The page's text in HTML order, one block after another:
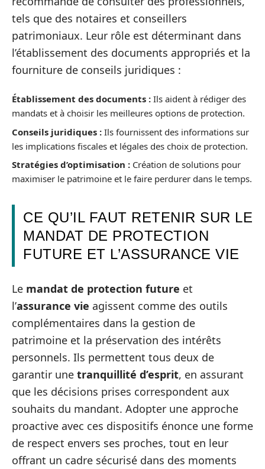
tels que des notaires et conseillers
patrimoniaux. Leur rôle est déterminant dans
l’établissement des documents appropriés et la
fourniture de conseils juridiques :
Établissement des documents : Ils aident à rédiger des
mandats et à choisir les meilleures options de protection.
Conseils juridiques : Ils fournissent des informations sur
les implications fiscales et légales des choix de protection.
Stratégies d’optimisation : Création de solutions pour
maximiser le patrimoine et le faire perdurer dans le temps.
CE QU’IL FAUT RETENIR SUR LE
MANDAT DE PROTECTION
FUTURE ET L’ASSURANCE VIE
Le mandat de protection future et
l’assurance vie agissent comme des outils
complémentaires dans la gestion de
patrimoine et la préservation des intérêts
personnels. Ils permettent tous deux de
garantir une tranquillité d’esprit, en assurant
que les décisions prises correspondent aux
souhaits du mandant. Adopter une approche
proactive avec ces dispositifs énonce une forme
de respect envers ses proches, tout en leur
offrant un cadre sécurisé dans des moments